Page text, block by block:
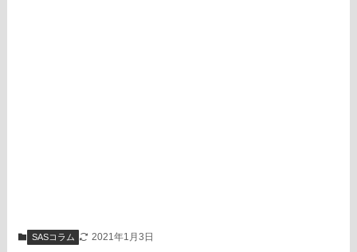
SASコラム 2021年1月3日